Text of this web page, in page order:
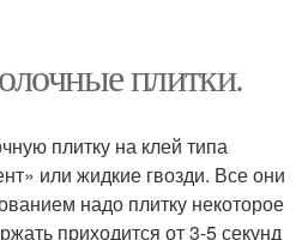
плитки.
плитку на клей типа
или жидкие гвозди. Все они
надо плитку некоторое
приходится от 3-5 секунд